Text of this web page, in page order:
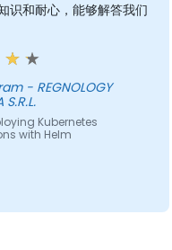
识和耐心，能够解答我们
S.R.L.
Kubernetes
with Helm